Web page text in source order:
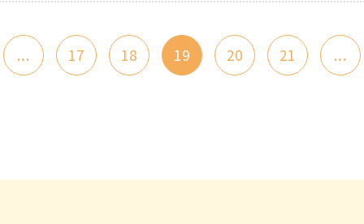
... 17 18 19 20 21 ...